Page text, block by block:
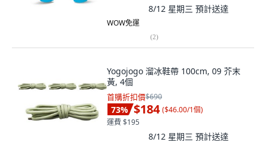
8/12 星期三 預計送達
WOW免運
(2)
Yogojogo 溜冰鞋帶 100cm, 09 芥末
黃, 4個
首購折扣價$690
73% $184 ($46.00/1個)
運費 $195
8/12 星期三 預計送達